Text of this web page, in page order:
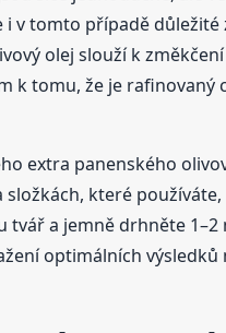
v tomto případě
olej slouží k
k tomu, že je
extra panenského
které
tvář a jemně drhněte
optimálních